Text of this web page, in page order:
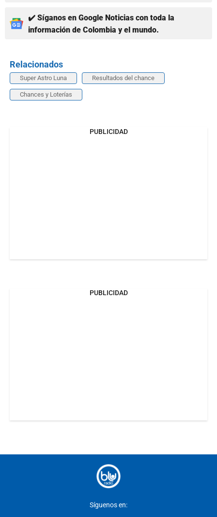
✔️ Síganos en Google Noticias con toda la
información de Colombia y el mundo.
Relacionados
Super Astro Luna Resultados del chance
Chances y Loterías
PUBLICIDAD
PUBLICIDAD
Síguenos en: